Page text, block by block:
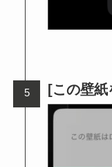
[この壁